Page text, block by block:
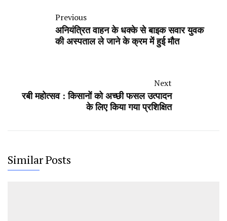
Previous
अनियंत्रित वाहन के धक्के से बाइक सवार युवक
की अस्पताल ले जाने के क्रम में हुई मौत
Next
रबी महोत्सव : किसानों को अच्छी फसल उत्पादन
के लिए किया गया प्रशिक्षित
Similar Posts